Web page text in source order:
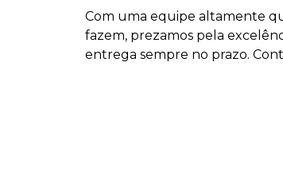
Com uma equipe altamente
fazem, prezamos pela
entrega sempre no prazo.